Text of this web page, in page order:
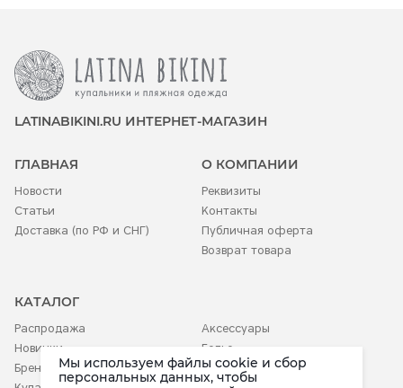
LATINABIKINI.RU ИНТЕРНЕТ-МАГАЗИН
ГЛАВНАЯ
Новости
Статьи
Доставка (по РФ и СНГ)
О КОМПАНИИ
Реквизиты
Контакты
Публичная оферта
Возврат товара
КАТАЛОГ
Распродажа
Новинки
Бренды
Аксессуары
Белье
Детское
Мы используем файлы cookie и сбор
персональных данных, чтобы